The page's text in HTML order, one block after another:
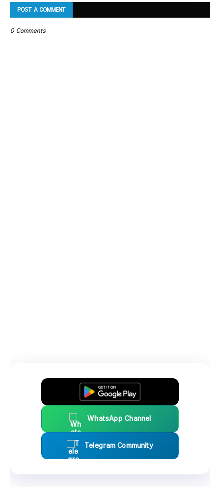
POST A COMMENT
0 Comments
WhatsApp Channel
Telegram Community